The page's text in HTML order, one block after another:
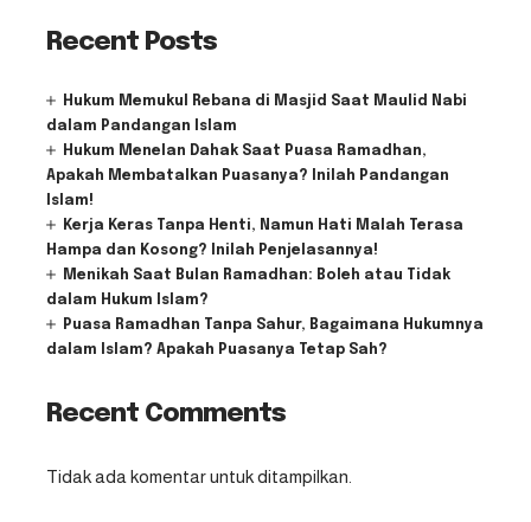
Recent Posts
Hukum Memukul Rebana di Masjid Saat Maulid Nabi
dalam Pandangan Islam
Hukum Menelan Dahak Saat Puasa Ramadhan,
Apakah Membatalkan Puasanya? Inilah Pandangan
Islam!
Kerja Keras Tanpa Henti, Namun Hati Malah Terasa
Hampa dan Kosong? Inilah Penjelasannya!
Menikah Saat Bulan Ramadhan: Boleh atau Tidak
dalam Hukum Islam?
Puasa Ramadhan Tanpa Sahur, Bagaimana Hukumnya
dalam Islam? Apakah Puasanya Tetap Sah?
Recent Comments
Tidak ada komentar untuk ditampilkan.